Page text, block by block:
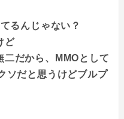
るんじゃない？
ど
二だから、MMOとして
ソだと思うけどブルプ